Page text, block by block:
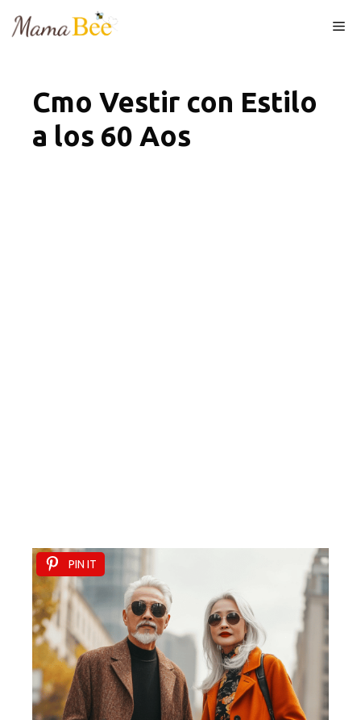
Cmo Vestir con Estilo
a los 60 Aos
PIN IT